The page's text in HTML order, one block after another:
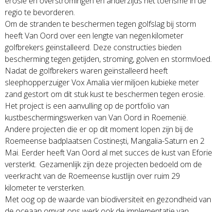
regio te bevorderen.
Om de stranden te beschermen tegen golfslag bij storm
heeft Van Oord over een lengte van negen kilometer
golfbrekers geïnstalleerd. Deze constructies bieden
bescherming tegen getijden, stroming, golven en stormvloed.
Nadat de golfbrekers waren geïnstalleerd heeft
sleephopperzuiger Vox Amalia vier miljoen kubieke meter
zand gestort om dit stuk kust te beschermen tegen erosie.
Het project is een aanvulling op de portfolio van
kustbeschermingswerken van Van Oord in Roemenië.
Andere projecten die er op dit moment lopen zijn bij de
Roemeense badplaatsen Costinești, Mangalia-Saturn en 2
Mai. Eerder heeft Van Oord al met succes de kust van Eforie
versterkt. Gezamenlijk zijn deze projecten bedoeld om de
veerkracht van de Roemeense kustlijn over ruim 29
kilometer te versterken.
Met oog op de waarde van biodiversiteit en gezondheid van